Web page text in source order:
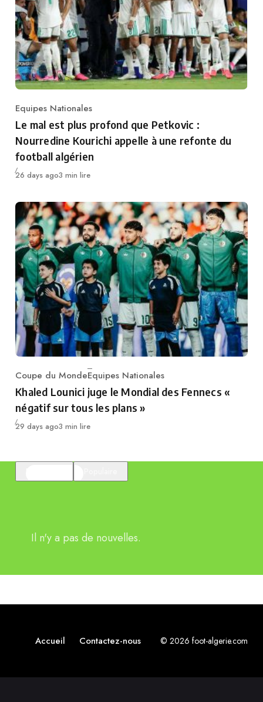
Category
Equipes Nationales
Le mal est plus profond que Petkovic :
Nourredine Kourichi appelle à une refonte du
football algérien
Publié
26 days ago3 min lire
Category
Coupe du MondeEquipes Nationales
Khaled Lounici juge le Mondial des Fennecs «
négatif sur tous les plans »
Publié
29 days ago3 min lire
Il n'y a pas de nouvelles.
Accueil Contactez-nous © 2026 foot-algerie.com